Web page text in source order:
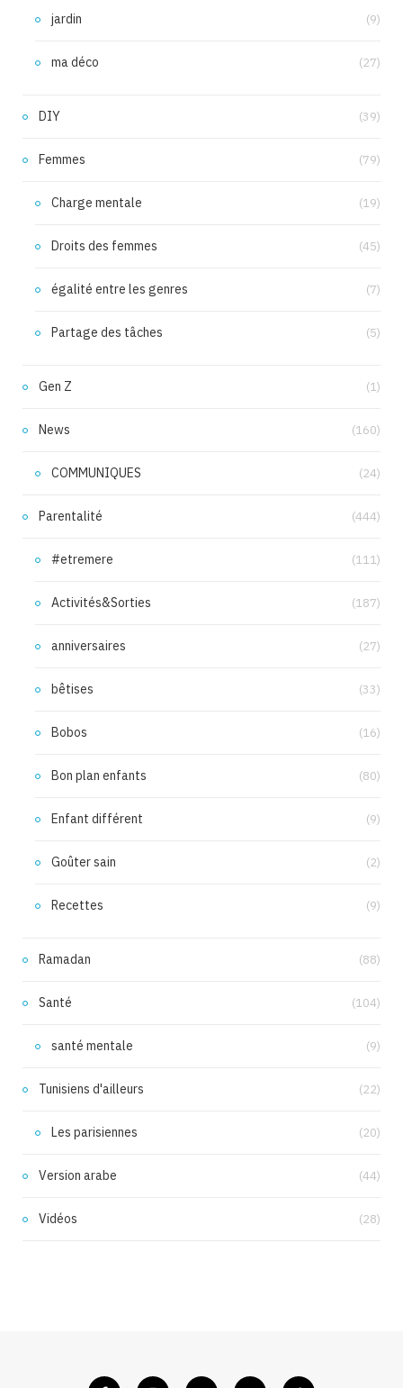
jardin (9)
ma déco (27)
DIY (39)
Femmes (79)
Charge mentale (19)
Droits des femmes (45)
égalité entre les genres (7)
Partage des tâches (5)
Gen Z (1)
News (160)
COMMUNIQUES (24)
Parentalité (444)
#etremere (111)
Activités&Sorties (187)
anniversaires (27)
bêtises (33)
Bobos (16)
Bon plan enfants (80)
Enfant différent (9)
Goûter sain (2)
Recettes (9)
Ramadan (88)
Santé (104)
santé mentale (9)
Tunisiens d'ailleurs (22)
Les parisiennes (20)
Version arabe (44)
Vidéos (28)